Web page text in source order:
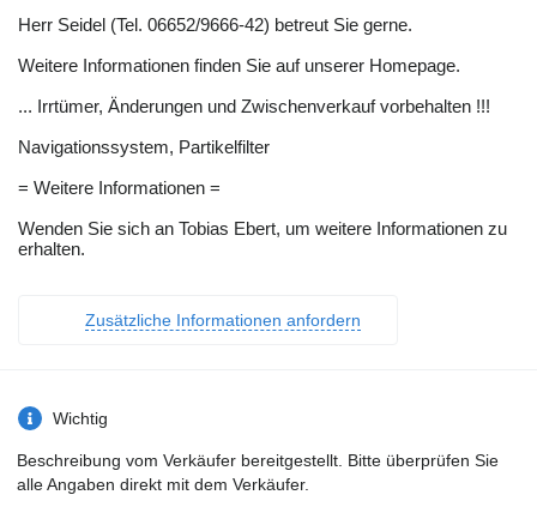
Herr Seidel (Tel. 06652/9666-42) betreut Sie gerne.
Weitere Informationen finden Sie auf unserer Homepage.
... Irrtümer, Änderungen und Zwischenverkauf vorbehalten !!!
Navigationssystem, Partikelfilter
= Weitere Informationen =
Wenden Sie sich an Tobias Ebert, um weitere Informationen zu
erhalten.
Zusätzliche Informationen anfordern
Wichtig
Beschreibung vom Verkäufer bereitgestellt. Bitte überprüfen Sie
alle Angaben direkt mit dem Verkäufer.